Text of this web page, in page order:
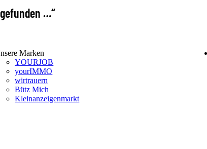
…“
Marken
YOURJOB
yourIMMO
wirtrauern
Bütz Mich
Kleinanzeigenmarkt